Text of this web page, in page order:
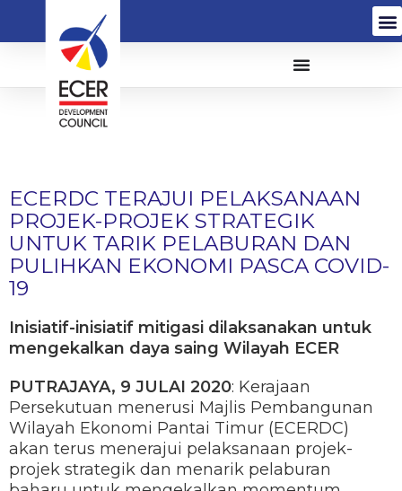
ECERDC TERAJUI PELAKSANAAN
PROJEK-PROJEK STRATEGIK
UNTUK TARIK PELABURAN DAN
PULIHKAN EKONOMI PASCA COVID-
19
Inisiatif-inisiatif mitigasi dilaksanakan untuk
mengekalkan daya saing Wilayah ECER
PUTRAJAYA, 9 JULAI 2020: Kerajaan
Persekutuan menerusi Majlis Pembangunan
Wilayah Ekonomi Pantai Timur (ECERDC)
akan terus menerajui pelaksanaan projek-
projek strategik dan menarik pelaburan